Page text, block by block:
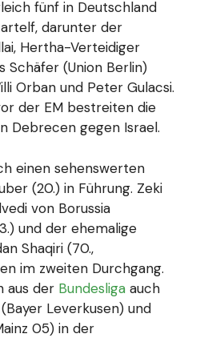
fünf in Deutschland
darunter der
Hertha-Verteidiger
Schäfer (Union Berlin)
Orban und Peter Gulacsi.
der EM bestreiten die
Debrecen gegen Israel.
einen sehenswerten
(20.) in Führung. Zeki
von Borussia
und der ehemalige
Shaqiri (70.,
im zweiten Durchgang.
aus der Bundesliga auch
Leverkusen) und
05) in der